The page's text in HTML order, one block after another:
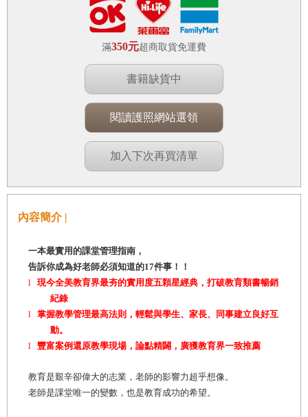
滿350元超商取貨免運費
書籍缺貨中
閱讀護照網站選領
加入下次再買清單
內容簡介 |
一本最實用的課堂管理指南，
告訴你成為好老師必須知道的17件事！！
l 現今全美教育界最夯的實用度五顆星經典，打破教育類書暢銷
紀錄
l 掌握教學管理最高法則，輕鬆與學生、家長、同事建立良好互
動。
l 豐富案例還原教學現場，論點精闢，廣獲教育界一致推薦
教育是艱辛卻偉大的志業，老師的影響力超乎想像。
老師是課堂唯一的變數，也是教育成功的希望。